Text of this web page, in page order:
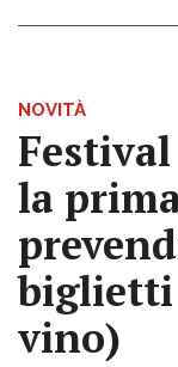
NOVITÀ
la
biglietti
vino)